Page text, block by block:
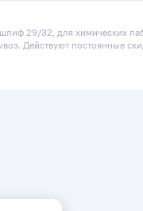
29/32, для химических
Действуют постоянные